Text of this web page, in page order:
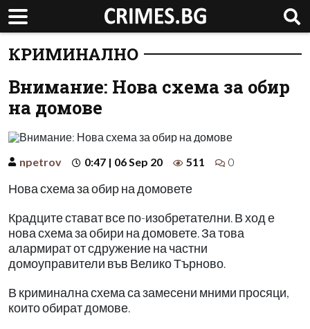
КРИМИНАЛНО
Внимание: Нова схема за обир
на домове
npetrov 0:47 | 06 Sep 20 511 0
Нова схема за обир на домовете
Крадците стават все по-изобретателни. В ход е
нова схема за обири на домовете. За това
алармират от сдружение на частни
домоуправители във Велико Търново.
В криминална схема са замесени мними просяци,
които обират домове.